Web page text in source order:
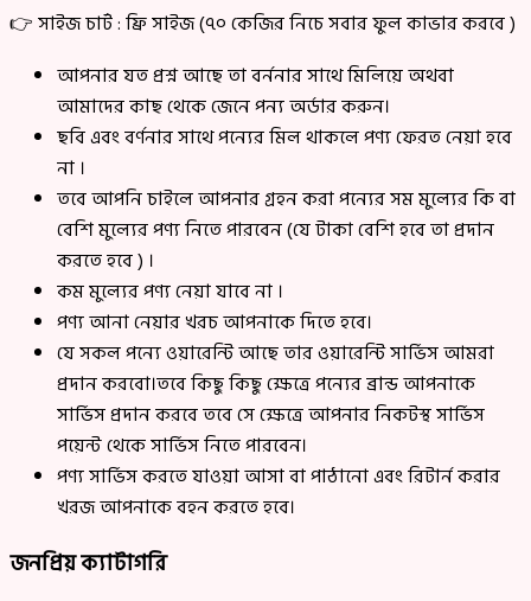
👉 সাইজ চার্ট : ফ্রি সাইজ (৭০ কেজির নিচে সবার ফুল কাভার করবে )
আপনার যত প্রশ্ন আছে তা বর্ননার সাথে মিলিয়ে অথবা
আমাদের কাছ থেকে জেনে পন্য অর্ডার করুন।
ছবি এবং বর্ণনার সাথে পন্যের মিল থাকলে পণ্য ফেরত নেয়া হবে
না ।
তবে আপনি চাইলে আপনার গ্রহন করা পন্যের সম মুল্যের কি বা
বেশি মুল্যের পণ্য নিতে পারবেন (যে টাকা বেশি হবে তা প্রদান
করতে হবে ) ।
কম মুল্যের পণ্য নেয়া যাবে না ।
পণ্য আনা নেয়ার খরচ আপনাকে দিতে হবে।
যে সকল পন্যে ওয়ারেন্টি আছে তার ওয়ারেন্টি সার্ভিস আমরা
প্রদান করবো।তবে কিছু কিছু ক্ষেত্রে পন্যের ব্রান্ড আপনাকে
সার্ভিস প্রদান করবে তবে সে ক্ষেত্রে আপনার নিকটস্থ সার্ভিস
পয়েন্ট থেকে সার্ভিস নিতে পারবেন।
পণ্য সার্ভিস করতে যাওয়া আসা বা পাঠানো এবং রিটার্ন করার
খরজ আপনাকে বহন করতে হবে।
জনপ্রিয় ক্যাটাগরি